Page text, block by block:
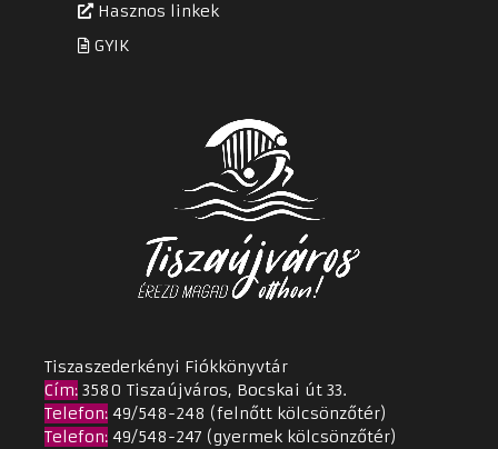
Hasznos linkek
GYIK
Tiszaszederkényi Fiókkönyvtár
Cím: 3580 Tiszaújváros, Bocskai út 33.
Telefon: 49/548-248 (felnőtt kölcsönzőtér)
Telefon: 49/548-247 (gyermek kölcsönzőtér)